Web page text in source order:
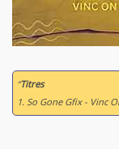
“Titres
1. So Gone Gfix - Vinc